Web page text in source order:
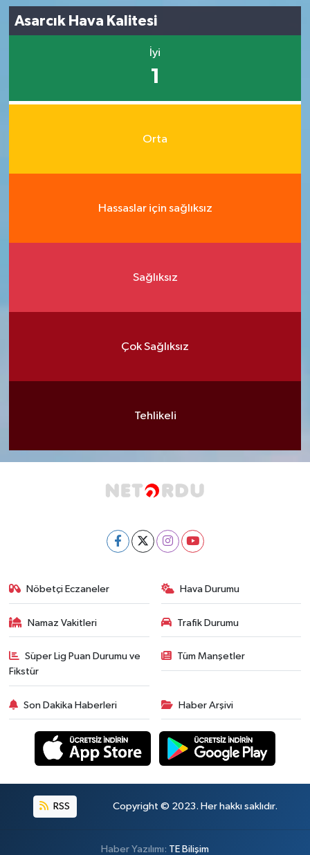
Asarcık Hava Kalitesi
İyi
1
Orta
Hassaslar için sağlıksız
Sağlıksız
Çok Sağlıksız
Tehlikeli
Nöbetçi Eczaneler Hava Durumu
Namaz Vakitleri Trafik Durumu
Süper Lig Puan Durumu ve
Fikstür
Tüm Manşetler
Son Dakika Haberleri Haber Arşivi
RSS Copyright © 2023. Her hakkı saklıdır.
Haber Yazılımı: TE Bilişim